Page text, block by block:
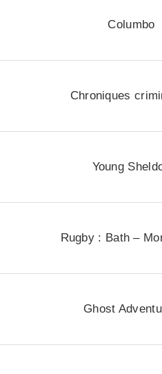
Columbo
Chroniques
Young
Rugby : Bath –
Ghost